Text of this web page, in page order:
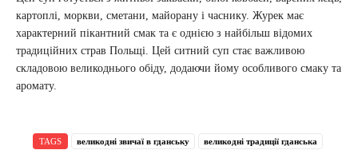
картоплі, моркви, сметани, майорану і часнику. Журек має
характерний пікантний смак та є однією з найбільш відомих
традиційних страв Польщі. Цей ситний суп стає важливою
складовою великоднього обіду, додаючи йому особливого смаку та
аромату.
TAGS великодні звичаї в гданську великодні традиції гданська